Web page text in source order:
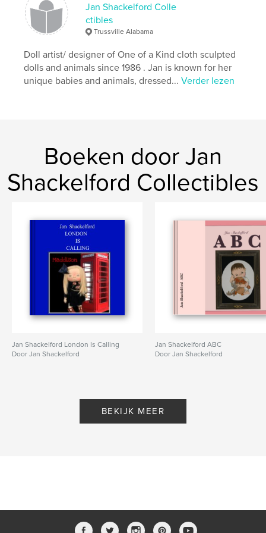
Jan Shackelford Colle
ctibles
Trussville Alabama
Doll artist/ designer of One of a Kind cloth sculpted
dolls and animals since 1986 . Jan is known for her
unique babies and animals, dressed...Verder lezen
Boeken door Jan
Shackelford Collectibles
Jan Shackelford London Is Calling
Door Jan Shackelford
Jan Shackelford ABC
Door Jan Shackelford
BEKIJK MEER